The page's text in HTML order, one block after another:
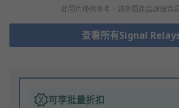
此圖片僅供參考，請參閲產品詳細資
查看所有Signal
可享批量折扣